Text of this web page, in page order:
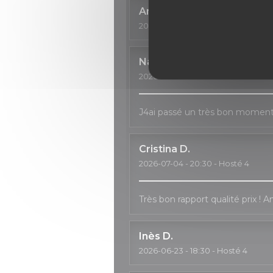
Anne
2026-07-11
Natalia
2026-07-04
J4ai passé un très bon
Cristina D
2026-07-04 - 20:30 - Hosté 4
Très bon rapport qualité prix !
Inès D
2026-06-23 - 18:30 - Hosté 4